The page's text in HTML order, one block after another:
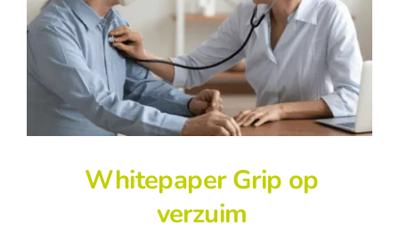
Whitepaper Grip op
verzuim